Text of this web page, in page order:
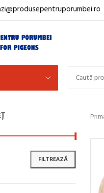
FILTREAZĂ